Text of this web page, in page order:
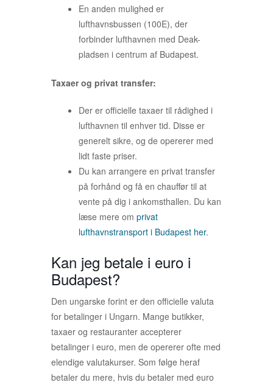
En anden mulighed er
lufthavnsbussen (100E), der
forbinder lufthavnen med Deak-
pladsen i centrum af Budapest.
Taxaer og privat transfer:
Der er officielle taxaer til rådighed i
lufthavnen til enhver tid. Disse er
generelt sikre, og de opererer med
lidt faste priser.
Du kan arrangere en privat transfer
på forhånd og få en chauffør til at
vente på dig i ankomsthallen. Du kan
læse mere om privat
lufthavnstransport i Budapest her.
Kan jeg betale i euro i
Budapest?
Den ungarske forint er den officielle valuta
for betalinger i Ungarn. Mange butikker,
taxaer og restauranter accepterer
betalinger i euro, men de opererer ofte med
elendige valutakurser. Som følge heraf
betaler du mere, hvis du betaler med euro